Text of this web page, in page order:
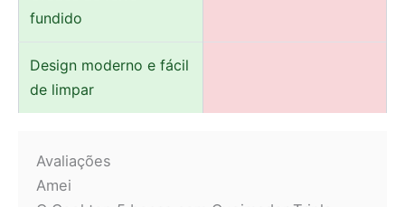
fundido
Design moderno e fácil
de limpar
Avaliações
Amei